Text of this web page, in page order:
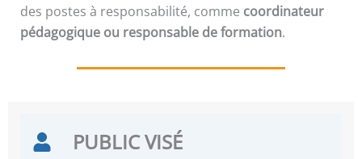
des postes à responsabilité, comme coordinateur
pédagogique ou responsable de formation.
PUBLIC VISÉ